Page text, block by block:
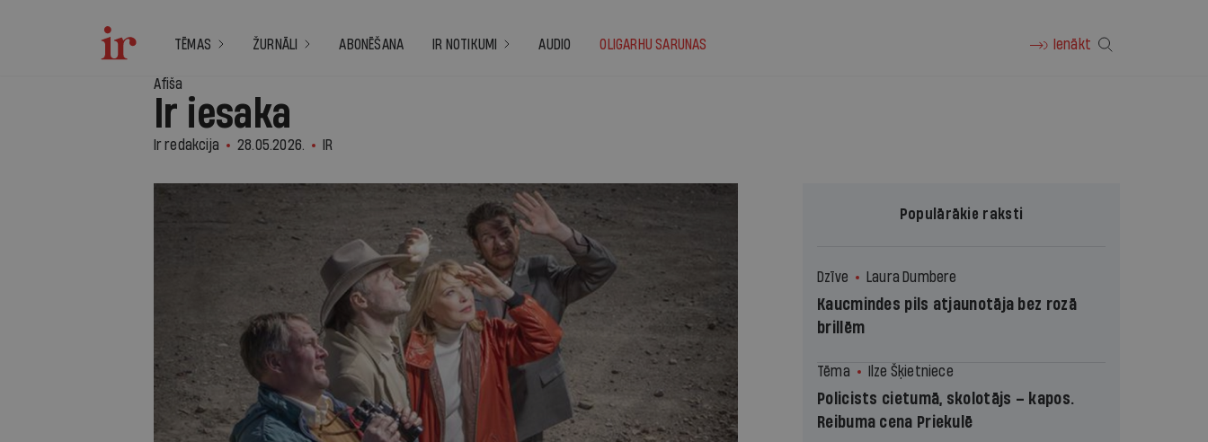
TĒMAS ŽURNĀLI ABONĒŠANA IR NOTIKUMI AUDIO OLIGARHU SARUNAS Ienākt
Afiša
Ir iesaka
Ir redakcija 28.05.2026. IR
Populārākie raksti
Dzīve Laura Dumbere
Kaucmindes pils atjaunotāja bez rozā
brillēm
Tēma Ilze Šķietniece
Policists cietumā, skolotājs – kapos.
Reibuma cena Priekulē